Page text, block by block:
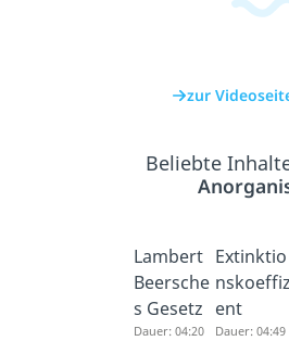
zur
Beliebte
Lambert
Beersche
s Gesetz
Dauer: 04:20
Extinktio
ent
Dauer: 04:49